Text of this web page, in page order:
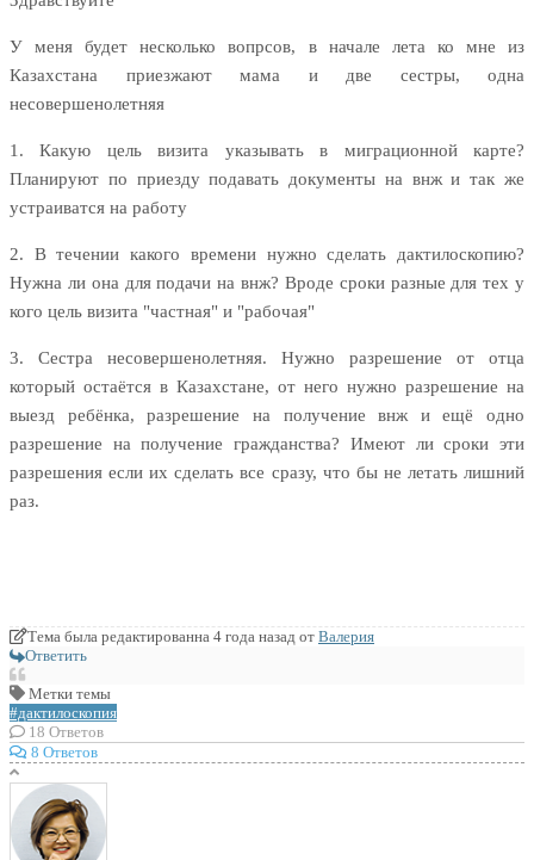
У меня будет несколько вопрсов, в начале лета ко мне из
Казахстана приезжают мама и две сестры, одна
несовершенолетняя
1. Какую цель визита указывать в миграционной карте?
Планируют по приезду подавать документы на внж и так же
устраиватся на работу
2. В течении какого времени нужно сделать дактилоскопию?
Нужна ли она для подачи на внж? Вроде сроки разные для тех у
кого цель визита "частная" и "рабочая"
3. Сестра несовершенолетняя. Нужно разрешение от отца
который остаётся в Казахстане, от него нужно разрешение на
выезд ребёнка, разрешение на получение внж и ещё одно
разрешение на получение гражданства? Имеют ли сроки эти
разрешения если их сделать все сразу, что бы не летать лишний
раз.
Тема была редактированна 4 года назад от Валерия
Ответить
Метки темы
#дактилоскопия
18 Ответов
8 Ответов